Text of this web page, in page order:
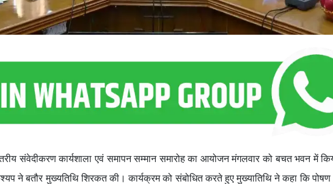
संवेदीकरण कार्यशाला एवं समापन सम्मान समारोह का आयोजन मंगलवार को बचत भवन में
ने बतौर मुख्यतिथि शिरकत की। कार्यक्रम को संबोधित करते हुए मुख्यातिथि ने कहा कि पोषण